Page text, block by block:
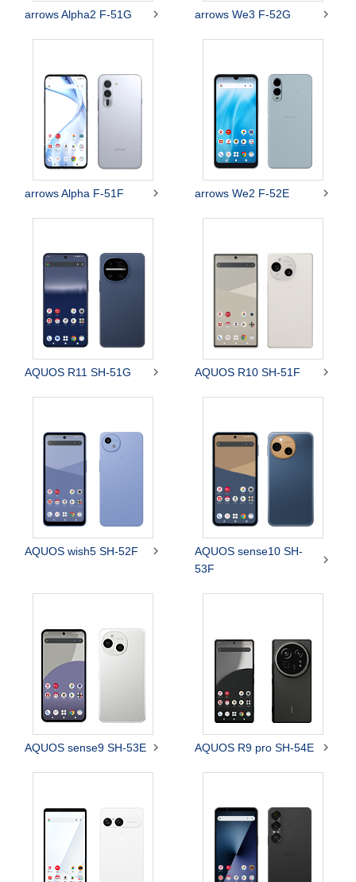
arrows Alpha2 F-51G  arrows We3 F-52G 
arrows Alpha F-51F  arrows We2 F-52E 
AQUOS R11 SH-51G  AQUOS R10 SH-51F 
AQUOS wish5 SH-52F 
AQUOS sense10 SH-
53F

AQUOS sense9 SH-53E  AQUOS R9 pro SH-54E 